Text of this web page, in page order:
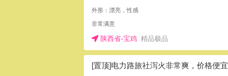
外形：漂亮，性感
非常满意
陕西省-宝鸡 精品极品
[置顶]电力路旅社泻火非常爽，价格便宜